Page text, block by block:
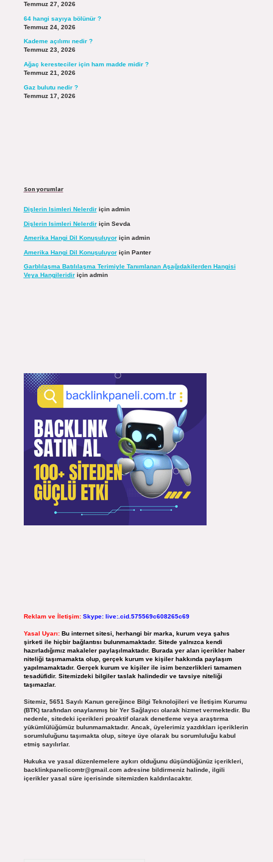
Temmuz 27, 2026
64 hangi sayıya bölünür ?
Temmuz 24, 2026
Kademe açılımı nedir ?
Temmuz 23, 2026
Ağaç keresteciler için ham madde midir ?
Temmuz 21, 2026
Gaz bulutu nedir ?
Temmuz 17, 2026
Son yorumlar
Dişlerin Isimleri Nelerdiriçin admin
Dişlerin Isimleri Nelerdiriçin Sevda
Amerika Hangi Dil Konuşuluyoriçin admin
Amerika Hangi Dil Konuşuluyoriçin Panter
Garblılaşma Batılılaşma Terimiyle Tanımlanan Aşağıdakilerden Hangisi
Veya Hangileridiriçin admin
Reklam ve İletişim: Skype: live:.cid.575569c608265c69
Yasal Uyarı: Bu internet sitesi, herhangi bir marka, kurum veya şahıs
şirketi ile hiçbir bağlantısı bulunmamaktadır. Sitede yalnızca kendi
hazırladığımız makaleler paylaşılmaktadır. Burada yer alan içerikler haber
niteliği taşımamakta olup, gerçek kurum ve kişiler hakkında paylaşım
yapılmamaktadır. Gerçek kurum ve kişiler ile isim benzerlikleri tamamen
tesadüfidir. Sitemizdeki bilgiler taslak halindedir ve tavsiye niteliği
taşımazlar.
Sitemiz, 5651 Sayılı Kanun gereğince Bilgi Teknolojileri ve İletişim Kurumu
(BTK) tarafından onaylanmış bir Yer Sağlayıcı olarak hizmet vermektedir. Bu
nedenle, sitedeki içerikleri proaktif olarak denetleme veya araştırma
yükümlülüğümüz bulunmamaktadır. Ancak, üyelerimiz yazdıkları içeriklerin
sorumluluğunu taşımakta olup, siteye üye olarak bu sorumluluğu kabul
etmiş sayılırlar.
Hukuka ve yasal düzenlemelere aykırı olduğunu düşündüğünüz içerikleri,
backlinkpanelicomtr@gmail.comadresine bildirmeniz halinde, ilgili
içerikler yasal süre içerisinde sitemizden kaldırılacaktır.